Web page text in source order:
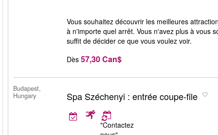
Vous souhaitez découvrir les meilleures
à n'importe quel arrêt. Vous n'avez plus à vous
suffit de décider ce que vous voulez voir.
Dès 57,30 Can$
Budapest,
Hungary
Spa Széchenyi : entrée coupe-file
"Contactez